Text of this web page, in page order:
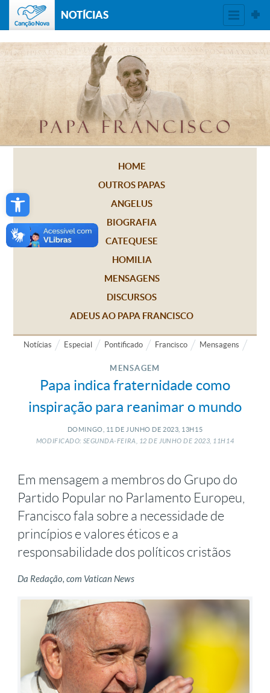
Open toolbar
NOTÍCIAS
HOME
OUTROS PAPAS
ANGELUS
BIOGRAFIA
CATEQUESE
HOMILIA
MENSAGENS
DISCURSOS
ADEUS AO PAPA FRANCISCO
Notícias Especial Pontificado Francisco Mensagens
MENSAGEM
Papa indica fraternidade como
inspiração para reanimar o mundo
DOMINGO, 11 DE JUNHO DE 2023, 13H15
MODIFICADO: SEGUNDA-FEIRA, 12 DEJUNHO DE2023, 11H14
Em mensagem a membros do Grupo do
Partido Popular no Parlamento Europeu,
Francisco fala sobre a necessidade de
princípios e valores éticos e a
responsabilidade dos políticos cristãos
Da Redação, com Vatican News